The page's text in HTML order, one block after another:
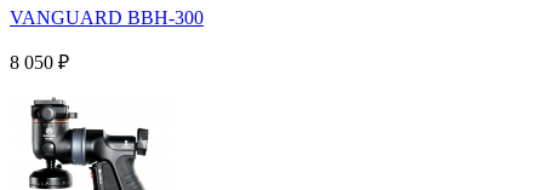
VANGUARD BBH-300
8 050 ₽